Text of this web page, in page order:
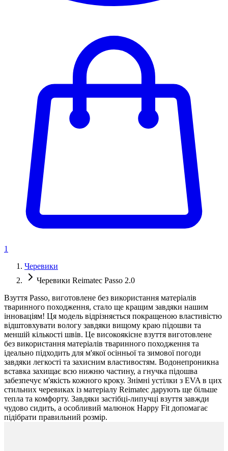
1
Черевики
Черевики Reimatec Passo 2.0
Взуття Passo, виготовлене без використання матеріалів
тваринного походження, стало ще кращим завдяки нашим
інноваціям! Ця модель відрізняється покращеною властивістю
відштовхувати вологу завдяки вищому краю підошви та
меншій кількості швів. Це високоякісне взуття виготовлене
без використання матеріалів тваринного походження та
ідеально підходить для м'якої осінньої та зимової погоди
завдяки легкості та захисним властивостям. Водонепроникна
вставка захищає всю нижню частину, а гнучка підошва
забезпечує м'якість кожного кроку. Знімні устілки з EVA в цих
стильних черевиках із матеріалу Reimatec дарують ще більше
тепла та комфорту. Завдяки застібці-липучці взуття завжди
чудово сидить, а особливий малюнок Happy Fit допомагає
підібрати правильний розмір.